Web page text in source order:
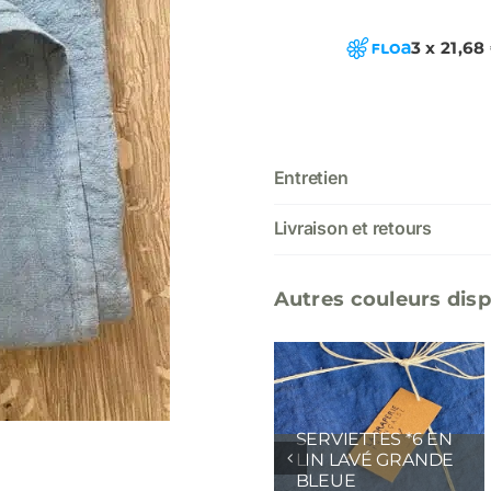
3 x 21,68
Entretien
Livraison et retours
Autres couleurs
*6 EN
SERVIETTES *6 EN
LIN LAVÉ GRANDE
SERVIETTES
LIN LAVÉ VERT
EUCALYPTUS